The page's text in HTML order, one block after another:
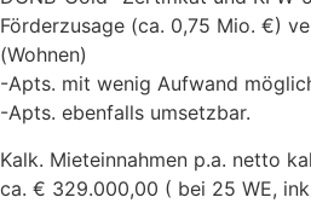
Förderzusage (ca. 0,75 Mio. €)
(Wohnen)
-Apts. mit wenig Aufwand
-Apts. ebenfalls umsetzbar.
Kalk. Mieteinnahmen p.a. netto
ca. € 329.000,00 ( bei 25 WE,